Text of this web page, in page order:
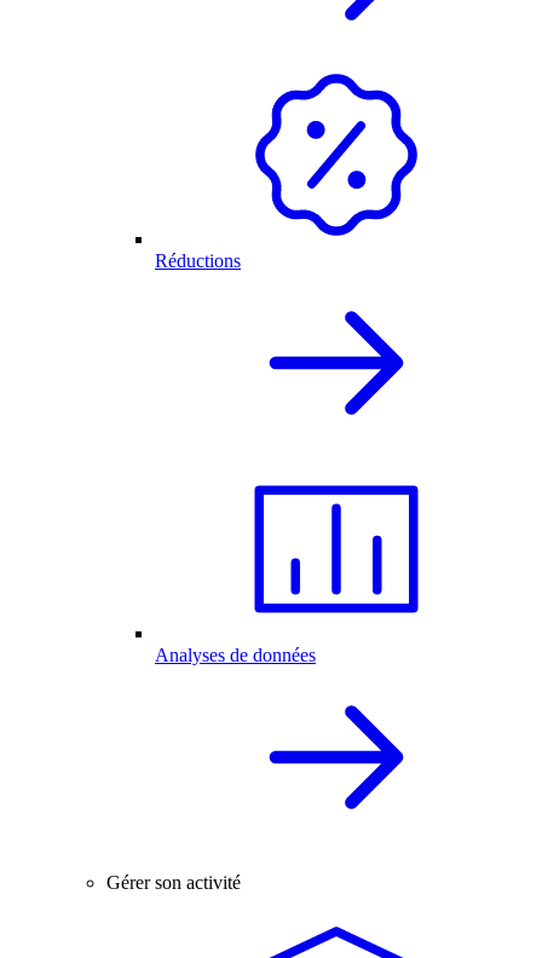
Réductions
Analyses de données
Gérer son activité